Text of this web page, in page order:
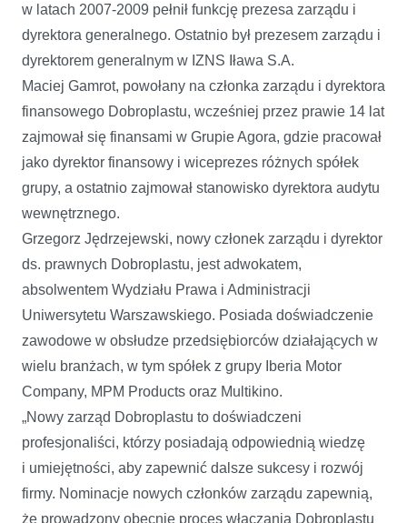
w latach 2007-2009 pełnił funkcję prezesa zarządu i
dyrektora generalnego. Ostatnio był prezesem zarządu i
dyrektorem generalnym w IZNS Iława S.A.
Maciej Gamrot, powołany na członka zarządu i dyrektora
finansowego Dobroplastu, wcześniej przez prawie 14 lat
zajmował się finansami w Grupie Agora, gdzie pracował
jako dyrektor finansowy i wiceprezes różnych spółek
grupy, a ostatnio zajmował stanowisko dyrektora audytu
wewnętrznego.
Grzegorz Jędrzejewski, nowy członek zarządu i dyrektor
ds. prawnych Dobroplastu, jest adwokatem,
absolwentem Wydziału Prawa i Administracji
Uniwersytetu Warszawskiego. Posiada doświadczenie
zawodowe w obsłudze przedsiębiorców działających w
wielu branżach, w tym spółek z grupy Iberia Motor
Company, MPM Products oraz Multikino.
„Nowy zarząd Dobroplastu to doświadczeni
profesjonaliści, którzy posiadają odpowiednią wiedzę
i umiejętności, aby zapewnić dalsze sukcesy i rozwój
firmy. Nominacje nowych członków zarządu zapewnią,
że prowadzony obecnie proces włączania Dobroplastu